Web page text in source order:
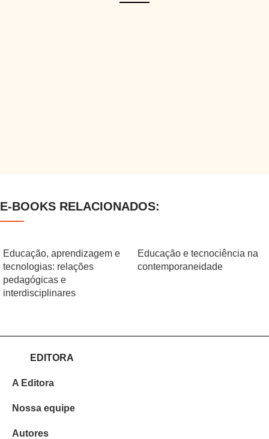
E-BOOKS RELACIONADOS:
Educação, aprendizagem e
tecnologias: relações
pedagógicas e
interdisciplinares
Educação e tecnociência na
contemporaneidade
EDITORA
A Editora
Nossa equipe
Autores